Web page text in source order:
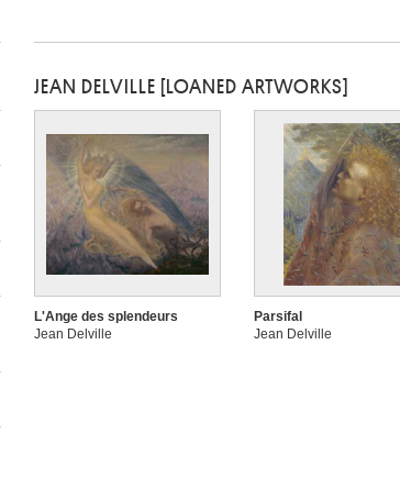
JEAN DELVILLE [LOANED ARTWORKS]
L'Ange des splendeurs
Jean Delville
Parsifal
Jean Delville